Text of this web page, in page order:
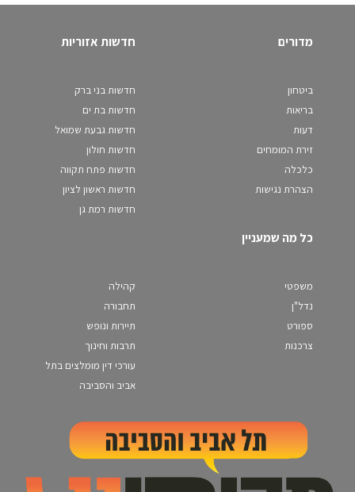
מדורים
ביטחון
בריאות
דעות
זירת המומחים
כלכלה
הצהרת נגישות
חדשות אזוריות
חדשות בני ברק
חדשות בת ים
חדשות גבעת שמואל
חדשות חולון
חדשות פתח תקווה
חדשות ראשון לציון
חדשות רמת גן
כל מה שמעניין
משפטי
נדל"ן
ספורט
צרכנות
קהילה
תחבורה
תיירות ונופש
תרבות וחינוך
עורכי דין מומלצים בתל
אביב והסביבה